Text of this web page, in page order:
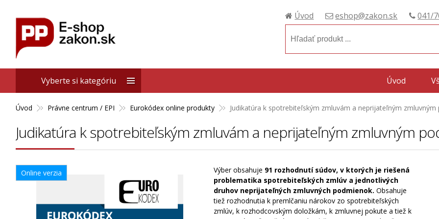
Úvod eshop@zakon.sk 041/
Úvod Právne centrum / EPI Eurokódex online produkty Judikatúra k spotrebiteľským zmluvám a neprijateľným
Judikatúra k spotrebiteľským zmluvám a neprijateľným zmluvným
Online verzia Výber obsahuje 91 rozhodnutí súdov, v ktorých je riešená
problematika spotrebiteľských zmlúv a jednotlivých
druhov neprijateľných zmluvných podmienok. Obsahuje
tiež rozhodnutia k premlčaniu nárokov zo spotrebiteľských
zmlúv, k rozhodcovským doložkám, k zmluvnej pokute a tiež k
Vyberte si kategóriu Úvod